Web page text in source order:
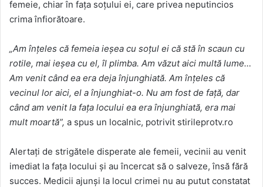
femeie, chiar în fața soțului ei, care privea neputincios
crima înfiorătoare.
„Am înțeles că femeia ieșea cu soțul ei că stă în scaun cu
rotile, mai ieșea cu el, îl plimba. Am văzut aici multă lume…
Am venit când ea era deja înjunghiată. Am înțeles că
vecinul lor aici, el a înjunghiat-o. Nu am fost de față, dar
când am venit la fața locului ea era înjunghiată, era mai
mult moartă”, a spus un localnic, potrivit stirileprotv.ro
Alertați de strigătele disperate ale femeii, vecinii au venit
imediat la fața locului și au încercat să o salveze, însă fără
succes. Medicii ajunși la locul crimei nu au putut constatat